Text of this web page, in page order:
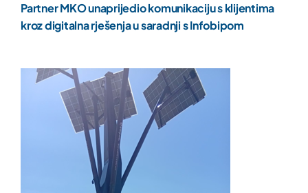
Partner MKO unaprijedio komunikaciju s klijentima
kroz digitalna rješenja u saradnji s Infobipom